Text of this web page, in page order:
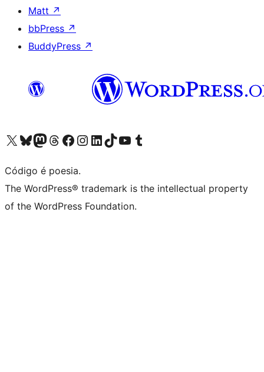
Matt ↗
bbPress ↗
BuddyPress ↗
Visite a nossa conta X (antigo Twitter)
Visit our Bluesky account
Visit our Mastodon account
Visit our Threads account
Visite a nossa página do Facebook
Visite a nossa conta no Instagram
Visite a nossa conta no LinkedIn
Visit our TikTok account
Visit our YouTube channel
Visit our Tumblr account
Código é poesia.
The WordPress® trademark is the intellectual property
of the WordPress Foundation.